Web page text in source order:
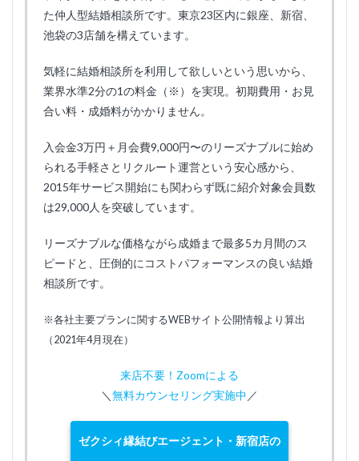
た仲人型結婚相談所です。東京23区内に銀座、新宿、
池袋の3店舗を構えています。
気軽に結婚相談所を利用して欲しいという思いから、
業界水準2分の1の料金（※）を実現。初期費用・お見
合い料・成婚料がかかりません。
入会金3万円＋月会費9,000円〜のリーズナブルに始め
られる手軽さとリクルート運営という安心感から、
2015年サービス開始にも関わらず既に紹介対象会員数
は29,000人を突破しています。
リーズナブルな価格ながら成婚まで最多5カ月間のス
ピードと、圧倒的にコストパフォーマンスの良い結婚
相談所です。
※各社主要プランに関するWEBサイト公開情報より算出
（2021年4月現在）
来店不要！Zoomによる
＼ 無料カウンセリング実施中 ／
ゼクシィ縁結びエージェント・新宿店の